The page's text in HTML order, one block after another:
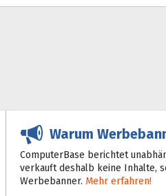
Warum
ComputerBase berichtet
verkauft deshalb keine Inhalte,
Werbebanner. Mehr erfahren!